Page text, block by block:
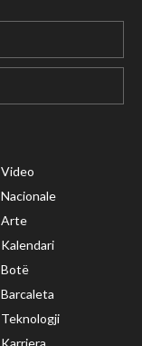
Video
Nacionale
Arte
Kalendari
Botë
Barcaleta
Teknologji